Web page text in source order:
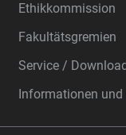
Ethikkommission
Fakultätsgremien
Service /
Informationen